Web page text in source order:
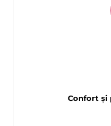
Confort și